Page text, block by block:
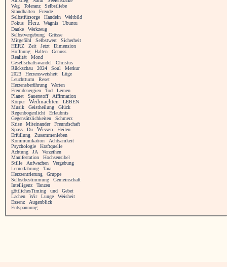
Weg
Toleranz
Selbstliebe
Standhalten
Freude
Selbstfürsorge
Handeln
Weltbild
Fokus
Herz Wagnis
Ubuntu
Danke
Werkzeug
Selbstvergebung
Grüsse
Mitgefühl
Selbstwert
Sicherheit
HERZ
Zeit Jetzt
Dimension
Hoffnung
Halten
Genuss
Realität
Mond
Gesellschaftswandel
Christus
Rückschau
2024 Soul
Merkur
2023
Herzensweisheit
Lüge
Leuchtturm
Reset
Herzensberührung
Warten
Fremdenergien
Tod
Lernen
Planet
Sauerstoff
Affirmation
Körper
Weihnachten
LEBEN
Musik
Geistheilung
Glück
Regenbogenlicht
Erlaubnis
Gegensätzlichkeiten
Schmerz
Krise
Miteinander
Freundschaft
Spass
Du Wissen
Heilen
Erfüllung
Zusammenleben
Kommunikation
Achtsamkeit
Psychologie
Kraftquelle
Achtung
JA
Verzeihen
Manifestation
Hochsensibel
Stille
Aufwachen
Vergebung
Lernerfahrung
Tara
Herzzentrierung
Gruppe
Selbstbestimmung
Gemeinschaft
Intelligenz
Tanzen
göttlichesTiming
und
Gebet
Lachen
Wir Lunge
Weisheit
Essenz
Augenblick
Entspannung